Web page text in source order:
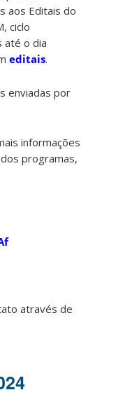
aos Editais do
ciclo
até o dia
editais.
enviadas por
informações
programas,
através de